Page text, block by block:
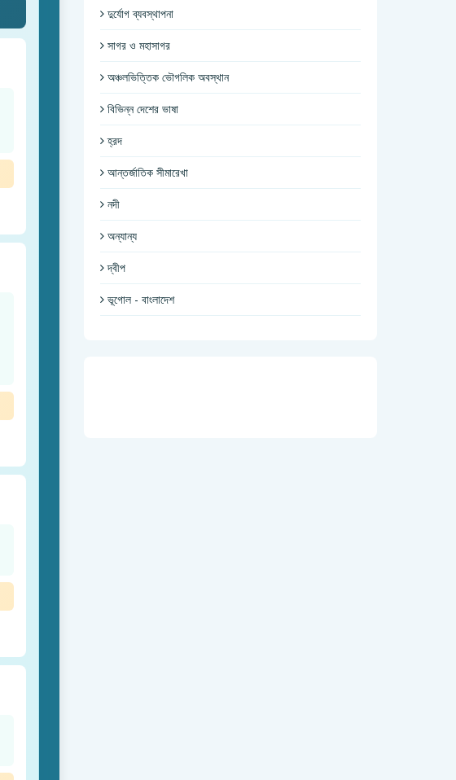
দুর্যোগ ব্যবস্থাপনা
সাগর ও মহাসাগর
অঞ্চলভিত্তিক ভৌগলিক অবস্থান
বিভিন্ন দেশের ভাষা
হ্রদ
আন্তর্জাতিক সীমারেখা
নদী
অন্যান্য
দ্বীপ
ভূগোল - বাংলাদেশ